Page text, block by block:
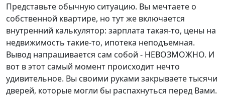
Представьте обычную ситуацию. Вы мечтаете о
собственной квартире, но тут же включается
внутренний калькулятор: зарплата такая-то, цены на
недвижимость такие-то, ипотека неподъемная.
Вывод напрашивается сам собой - НЕВОЗМОЖНО. И
вот в этот самый момент происходит нечто
удивительное. Вы своими руками закрываете тысячи
дверей, которые могли бы распахнуться перед Вами.